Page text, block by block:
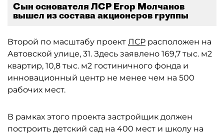
Сын основателя ЛСР Егор Молчанов
вышел из состава акционеров группы
Второй по масштабу проект ЛСР расположен на
Автовской улице, 31. Здесь заявлено 169,7 тыс. м2
квартир, 10,8 тыс. м2 гостиничного фонда и
инновационный центр не менее чем на 500
рабочих мест.
В рамках этого проекта застройщик должен
построить детский сад на 400 мест и школу на